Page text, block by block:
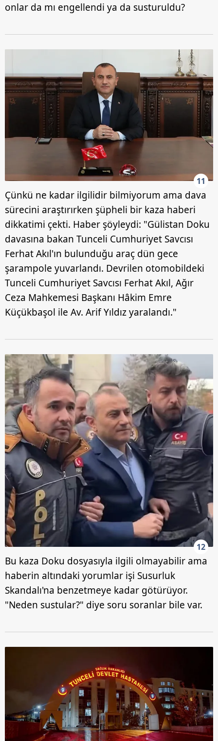
onlar da mı engellendi ya da susturuldu?
11
Çünkü ne kadar ilgilidir bilmiyorum ama dava
sürecini araştırırken şüpheli bir kaza haberi
dikkatimi çekti. Haber şöyleydi: "Gülistan Doku
davasına bakan Tunceli Cumhuriyet Savcısı
Ferhat Akıl'ın bulunduğu araç dün gece
şarampole yuvarlandı. Devrilen otomobildeki
Tunceli Cumhuriyet Savcısı Ferhat Akıl, Ağır
Ceza Mahkemesi Başkanı Hâkim Emre
Küçükbaşol ile Av. Arif Yıldız yaralandı."
12
Bu kaza Doku dosyasıyla ilgili olmayabilir ama
haberin altındaki yorumlar işi Susurluk
Skandalı'na benzetmeye kadar götürüyor.
"Neden sustular?" diye soru soranlar bile var.